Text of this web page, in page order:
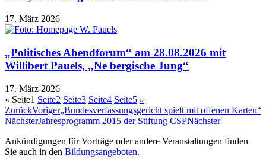
17. März 2026
„Politisches Abendforum“ am 28.08.2026 mit
Willibert Pauels, „Ne bergische Jung“
17. März 2026
« Seite1 Seite2 Seite3 Seite4 Seite5 »
ZurückVoriger„Bundesverfassungsgericht spielt mit offenen Karten“
NächsterJahresprogramm 2015 der Stiftung CSPNächster
Ankündigungen für Vorträge oder andere Veranstaltungen finden
Sie auch in den Bildungsangeboten.